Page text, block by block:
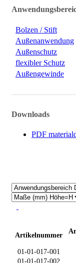
Bolzen / Stift
Außenanwendung
Außenschutz
flexibler Schutz
Außengewinde
Downloads
PDF
Artikelnummer
01-01-017-001
01-01-017-002